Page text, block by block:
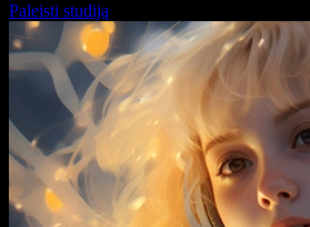
Paleisti studiją